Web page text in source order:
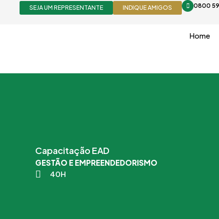
SEJA UM REPRESENTANTE INDIQUE AMIGOS 0800
Home
Capacitação EAD
GESTÃO E EMPREENDEDORISMO
40H